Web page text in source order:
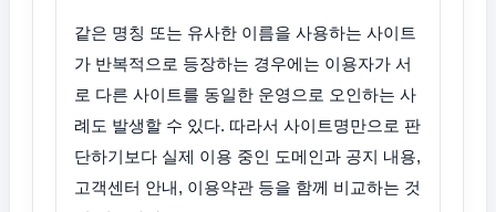
같은 명칭 또는 유사한 이름을 사용하는 사이트
가 반복적으로 등장하는 경우에는 이용자가 서
로 다른 사이트를 동일한 운영으로 오인하는 사
례도 발생할 수 있다. 따라서 사이트명만으로 판
단하기보다 실제 이용 중인 도메인과 공지 내용,
고객센터 안내, 이용약관 등을 함께 비교하는 것